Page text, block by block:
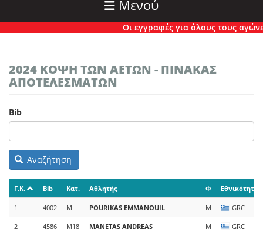
Μενού
Οι εγγραφές για όλους τους αγώνες
2024 ΚΟΨΗ ΤΩΝ ΑΕΤΩΝ - ΠΙΝΑΚΑΣ
ΑΠΟΤΕΛΕΣΜΑΤΩΝ
Bib
Αναζήτηση
Γ.Κ. Bib Κατ. Αθλητής Φ Εθνικότητα
1 4002 M POURIKAS EMMANOUIL M GRC
2 4586 M18 MANETAS ANDREAS M GRC